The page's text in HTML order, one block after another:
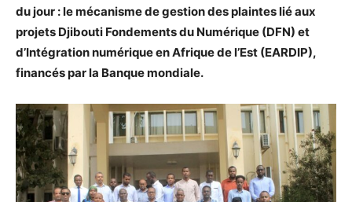
du jour : le mécanisme de gestion des plaintes lié aux
projets Djibouti Fondements du Numérique (DFN) et
d’Intégration numérique en Afrique de l’Est (EARDIP),
financés par la Banque mondiale.